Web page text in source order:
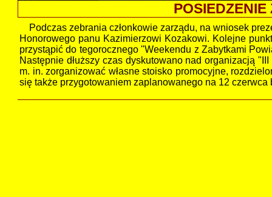
Podczas zebrania członkowie zarządu, na wniosek
Honorowego panu Kazimierzowi Kozakowi. Kolejne
przystąpić do tegorocznego "Weekendu z Zabytkami
Następnie dłuższy czas dyskutowano nad organizacją
m. in. zorganizować własne stoisko promocyjne,
się także przygotowaniem zaplanowanego na 12